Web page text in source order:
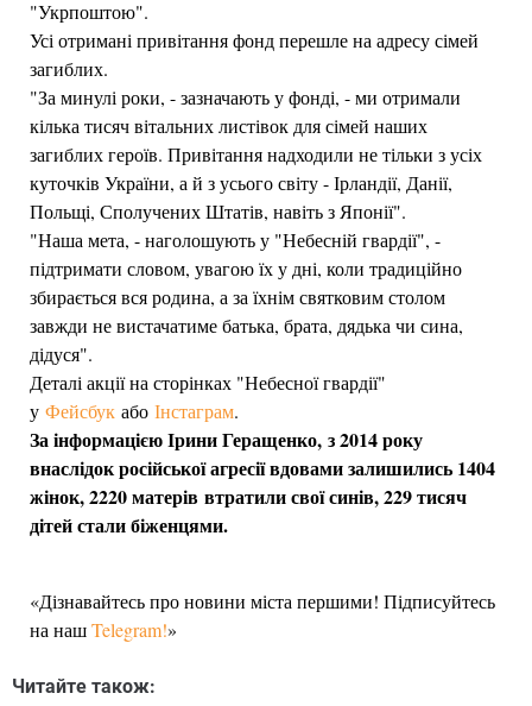
"Укрпоштою".
Усі отримані привітання фонд перешле на адресу сімей
загиблих.
"За минулі роки, - зазначають у фонді, - ми отримали
кілька тисяч вітальних листівок для сімей наших
загиблих героїв. Привітання надходили не тільки з усіх
куточків України, а й з усього світу - Ірландії, Данії,
Польщі, Сполучених Штатів, навіть з Японії".
"Наша мета, - наголошують у "Небесній гвардії", -
підтримати словом, увагою їх у дні, коли традиційно
збирається вся родина, а за їхнім святковим столом
завжди не вистачатиме батька, брата, дядька чи сина,
дідуся".
Деталі акції на сторінках "Небесної гвардії"
у Фейсбук або Інстаграм.
За інформацією Ірини Геращенко, з 2014 року
внаслідок російської агресії вдовами залишились 1404
жінок, 2220 матерів втратили свої синів, 229 тисяч
дітей стали біженцями.
«Дізнавайтесь про новини міста першими! Підписуйтесь
на нашTelegram!»
Читайте також: